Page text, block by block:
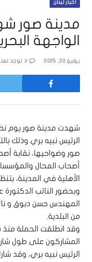
أخبار لبنان
مدينة صور
الواجهة
يوليو 20, 2025 لا توجد
شهدت مدينة صور يوم
الرئيس نبيه بري وذلك
صور وضواحيها، نقابة
أصحاب المحال
الأهلية في المدينة،
وبحضور النائب الدكتورة
المهندس حسن دبوق و
من البلدية.
وقد انطلقت الحملة منذ
المشاركون على طول
الرئيس نبيه بري، وقد